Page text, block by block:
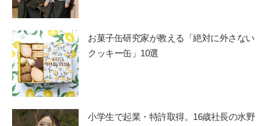
お菓子缶研究家が教える「絶対に外さない
クッキー缶」10選
小学生で起業・特許取得。16歳社長の水野